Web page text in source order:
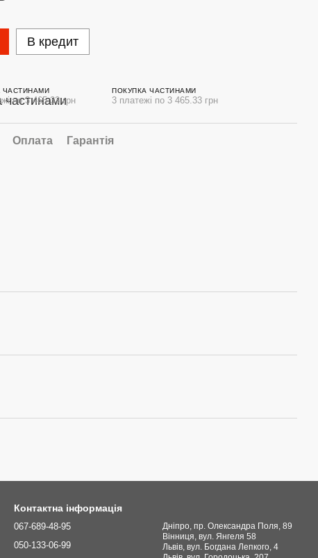
В кредит
ЧАСТИНАМИ
по 3 465.33 грн
ПОКУПКА ЧАСТИНАМИ
3 платежі по 3 465.33 грн
Оплата Гарантія
Контактна інформація
067-689-48-95
050-133-06-99
Дніпро, пр. Олександра Поля, 89
Вінниця, вул. Янгеля 58
Львів, вул. Богдана Лепкого, 4